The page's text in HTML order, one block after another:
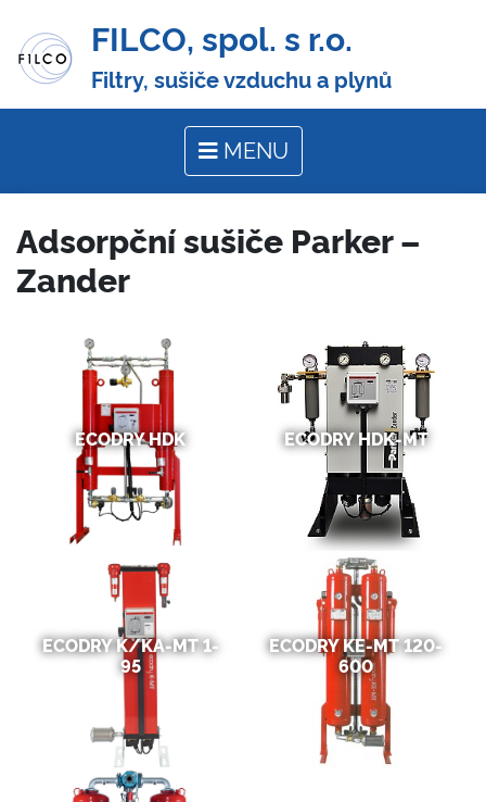
FILCO, spol. s r.o.
Filtry, sušiče vzduchu a plynů
MENU
Adsorpční sušiče Parker –
Zander
ECODRY HDK ECODRY HDK-MT
ECODRY K/KA-MT 1-
95
ECODRY KE-MT 120-
600